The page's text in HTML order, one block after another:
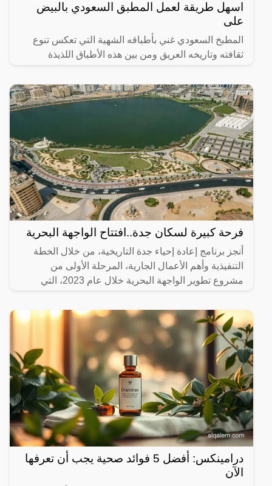
اسهل طريقة لعمل المطبق السعودي بالبيض
على
المطبخ السعودي غني بأطباقه الشهية التي تعكس تنوع
ثقافته وتاريخه العريق ومن بين هذه الأطباق اللذيذة
واللحم المفروم
فرحة كبيرة لسكان جدة..افتتاح الواجهة البحرية
أنجز برنامج إعادة إحياء جدة التاريخية، من خلال الخطة
التنفيذية وأهم الأعمال الجارية، المرحلة الأولى من
مشروع تطوير الواجهة البحرية خلال عام 2023، التي
درامينكس: أفضل 5 فوائد صحية يجب أن تعرفها
الآن